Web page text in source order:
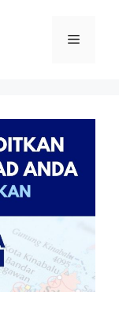
Menu